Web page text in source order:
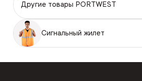
Другие товары PORTWEST
Сигнальный жилет